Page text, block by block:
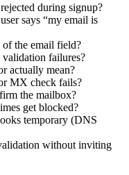
during signup?
says “my email is
of the email field?
validation failures?
actually mean?
MX check fails?
the mailbox?
get blocked?
temporary (DNS
without inviting